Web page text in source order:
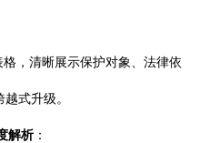
格，清晰展示保护对象、法律依
式升级。
解析：